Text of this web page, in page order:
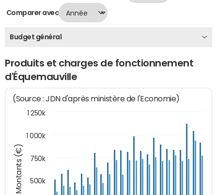
Comparer avec
Budget général
Produits et charges de fonctionnement
d'Équemauville
Montants (€)
(Source : JDN d'après ministère de l'Economie)
500k
750k
1 000k
1 250k